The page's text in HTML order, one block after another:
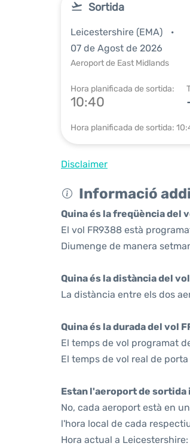
Sortida
Leicestershire (EMA)
07 de Agost de 2026
Aeroport de East Midlands
Hora planificada de sortida:
10:40
Hora planificada de sortida:
Disclaimer
Informació
Quina és la freqüència del
El vol FR9388 està
Diumenge de manera
Quina és la distància del
La distància entre els dos
Quina és la durada del vol
El temps de vol programat
El temps de vol real de
Estan l'aeroport de sortida
No, cada aeroport està en
l'hora local de cada
Hora actual a